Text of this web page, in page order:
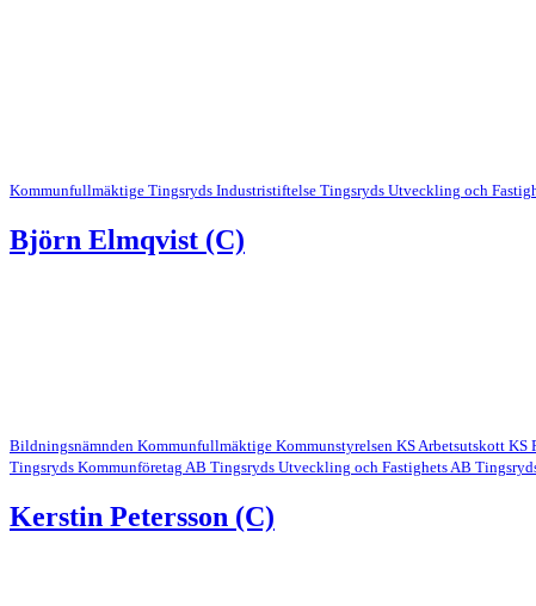
Kommunfullmäktige Tingsryds Industristiftelse Tingsryds Utveckling och
Björn Elmqvist (C)
Bildningsnämnden Kommunfullmäktige Kommunstyrelsen KS Arbetsutskott KS
Tingsryds Kommunföretag AB Tingsryds Utveckling och Fastighets AB
Kerstin Petersson (C)